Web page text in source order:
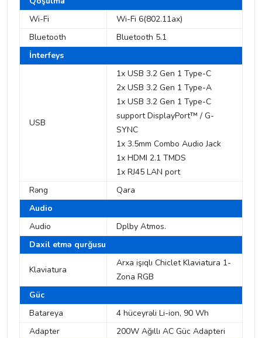
Wi-Fi
Wi-Fi 6(802.11ax)
Bluetooth
Bluetooth 5.1
İnterfeys
USB
1x USB 3.2 Gen 1 Type-C
2x USB 3.2 Gen 1 Type-A
1x USB 3.2 Gen 1 Type-C
support DisplayPort™ / G-
SYNC
1x 3.5mm Combo Audio Jack
1x HDMI 2.1 TMDS
1x RJ45 LAN port
Rəng
Qara
Audio
Audio
Dplby Atmos.
Daxil etmə qurğusu
Klaviatura
Arxa işıqlı Chiclet Klaviatura 1-
Zona RGB
Güc
Batareya
4 hüceyrəli Li-ion, 90 Wh
Adapter
200W Ağıllı AC Güc Adapteri